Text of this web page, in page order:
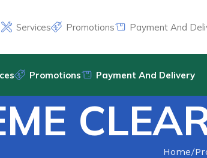
Services Promotions Payment And
Promotions Payment And Delivery
Home